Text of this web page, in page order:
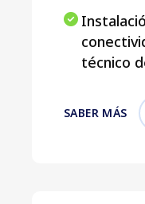
técnico
SABER MÁS